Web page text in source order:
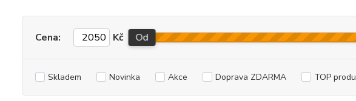
Cena: Kč Od
Skladem Novinka Akce Doprava ZDARMA TOP